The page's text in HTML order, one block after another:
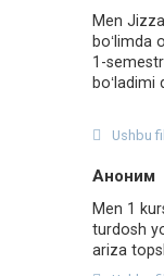
Men
boʻlimda
1-
boʻladimi
Ushbu
Аноним
Men 1
turdosh
ariza